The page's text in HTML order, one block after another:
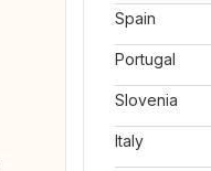
Spain
Portugal
Slovenia
Italy